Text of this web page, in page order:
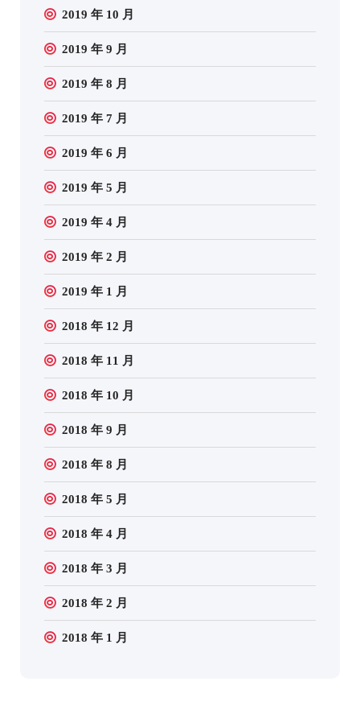
2019 年 10 月
2019 年 9 月
2019 年 8 月
2019 年 7 月
2019 年 6 月
2019 年 5 月
2019 年 4 月
2019 年 2 月
2019 年 1 月
2018 年 12 月
2018 年 11 月
2018 年 10 月
2018 年 9 月
2018 年 8 月
2018 年 5 月
2018 年 4 月
2018 年 3 月
2018 年 2 月
2018 年 1 月